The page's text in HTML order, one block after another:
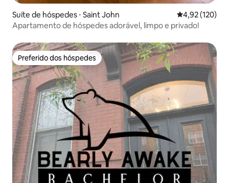
Suíte de hóspedes ⋅ Saint John 4,92 de uma
4,92 (120)
Apartamento de hóspedes adorável, limpo e privado!
Preferido dos hóspedes
Preferido dos hóspedes